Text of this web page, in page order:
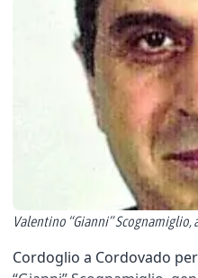
Valentino “Gianni” Scognamiglio,
Cordoglio a Cordovado